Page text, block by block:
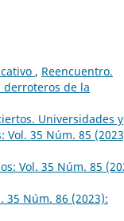
, Reencuentro.
derroteros de la
Universidades y
35 Núm. 85
Vol. 35 Núm. 85
35 Núm. 86 (2023):